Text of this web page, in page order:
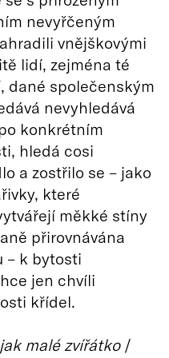
nevyřčeným
vnějškovými
lidí, zejména té
dané společenským
nevyhledává
konkrétním
hledá cosi
a zostřilo se – jako
které
měkké stíny
přirovnávána
– k bytosti
jen chvíli
křídel.
jak malé zvířátko /